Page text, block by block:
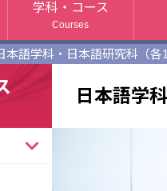
学科・コース
Courses
本語学科・日本語研究科（各
日本語学